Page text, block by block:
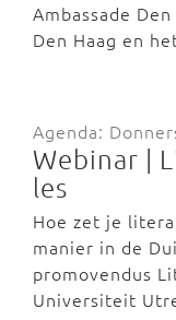
Ambassade
Den Haag en
Agenda:
Webinar |
les
Hoe zet je
manier in de
promovendus
Universiteit